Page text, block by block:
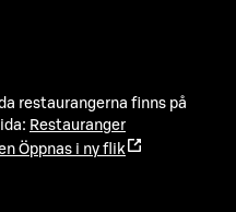
restaurangerna finns på
Restauranger
Öppnas i ny flik